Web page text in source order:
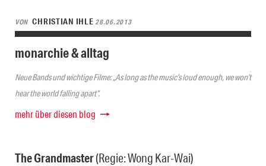
VON CHRISTIAN IHLE28.06.2013
monarchie & alltag
Neue Bands und wichtige Filme: „As long as the music’s loud enough, we won’t
hear the world falling apart“.
mehr über diesen blog
The Grandmaster(Regie: Wong Kar-Wai)